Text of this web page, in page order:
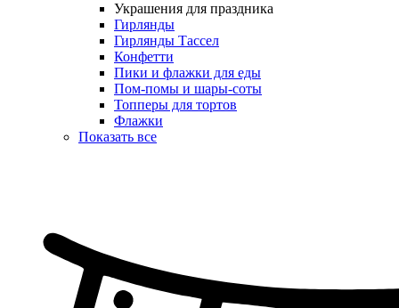
Украшения для праздника
Гирлянды
Гирлянды Тассел
Конфетти
Пики и флажки для еды
Пом-помы и шары-соты
Топперы для тортов
Флажки
Показать все